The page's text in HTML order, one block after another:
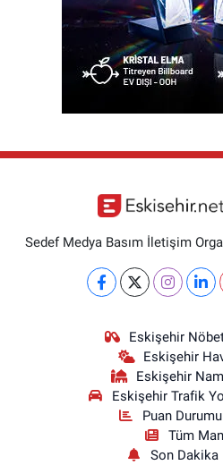
Sedef Medya Basım İletişim
Eskişehir
Eskişehir
Eskişehir
Eskişehir Trafik
Puan
Tüm
Son Dakika